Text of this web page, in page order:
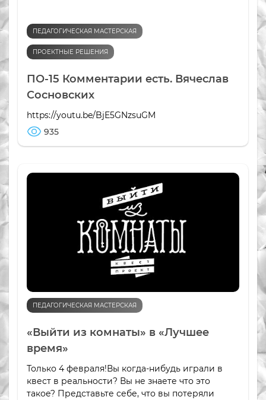
ПЕДАГОГИЧЕСКАЯ МАСТЕРСКАЯ
ПРОЕКТНЫЕ РЕШЕНИЯ
ПО-15 Комментарии есть. Вячеслав
Сосновских
https://youtu.be/BjE5GNzsuGM
935
ПЕДАГОГИЧЕСКАЯ МАСТЕРСКАЯ
«Выйти из комнаты» в «Лучшее
время»
Только 4 февраля!Вы когда-нибудь играли в
квест в реальности? Вы не знаете что это
такое? Представьте себе, что вы потеряли